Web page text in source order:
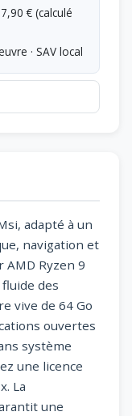
€ (calculé
· SAV local
adapté à un
navigation et
Ryzen 9
des
vive de 64 Go
ouvertes
système
une licence
La
une